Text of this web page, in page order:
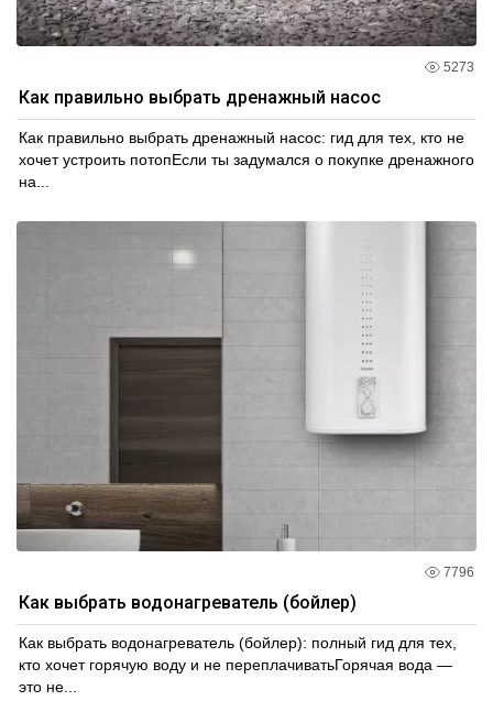
5273
Как правильно выбрать дренажный насос
Как правильно выбрать дренажный насос: гид для тех, кто не
хочет устроить потопЕсли ты задумался о покупке дренажного
на...
7796
Как выбрать водонагреватель (бойлер)
Как выбрать водонагреватель (бойлер): полный гид для тех,
кто хочет горячую воду и не переплачиватьГорячая вода —
это не...